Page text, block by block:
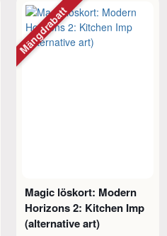
Magic löskort: Modern
Horizons 2: Kitchen Imp
(alternative art)
Mängdrabatt